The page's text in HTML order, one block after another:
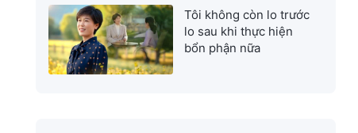
Tôi không còn lo trước
lo sau khi thực hiện
bổn phận nữa